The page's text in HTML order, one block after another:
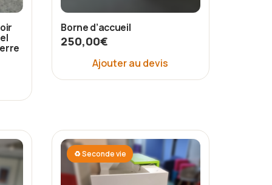
Borne d’accueil
250,00€
Ajouter au devis
♻ Seconde vie